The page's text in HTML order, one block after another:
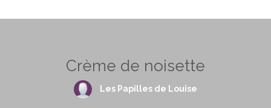
Crème de noisette
Les Papilles de Louise